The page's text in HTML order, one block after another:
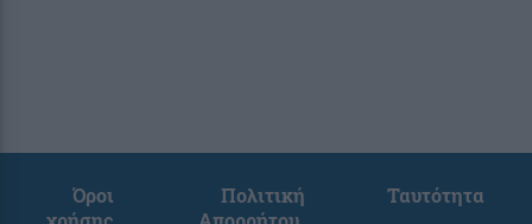
Όροι
Πολιτική
Ταυτότητα